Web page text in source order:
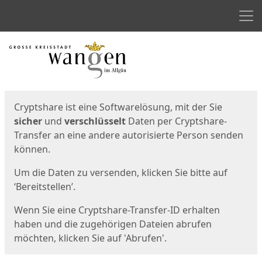
Start
Cryptshare ist eine Softwarelösung, mit der Sie
sicher und verschlüsselt Daten per Cryptshare-
Transfer an eine andere autorisierte Person senden
können.
Um die Daten zu versenden, klicken Sie bitte auf
‘Bereitstellen’.
Wenn Sie eine Cryptshare-Transfer-ID erhalten
haben und die zugehörigen Dateien abrufen
möchten, klicken Sie auf 'Abrufen'.